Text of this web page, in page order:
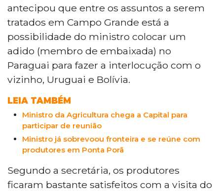
antecipou que entre os assuntos a serem
tratados em Campo Grande está a
possibilidade do ministro colocar um
adido (membro de embaixada) no
Paraguai para fazer a interlocução com o
vizinho, Uruguai e Bolívia.
LEIA TAMBÉM
Ministro da Agricultura chega a Capital para
participar de reunião
Ministro já sobrevoou fronteira e se reúne com
produtores em Ponta Porã
Segundo a secretária, os produtores
ficaram bastante satisfeitos com a visita do